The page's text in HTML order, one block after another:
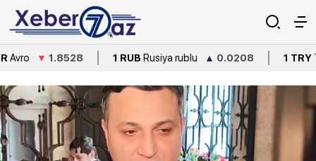
1.8528 1 RUB Rusiya rublu ▲0.0208 1 TRY Türkiyə